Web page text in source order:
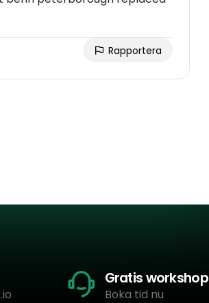
Rapportera
Gratis workshop
Boka tid nu